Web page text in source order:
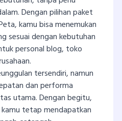
Dengan pilihan paket
kamu bisa menemukan
sesuai dengan kebutuhan
personal blog, toko
tersendiri, namun
dan performa
utama. Dengan begitu,
tetap mendapatkan